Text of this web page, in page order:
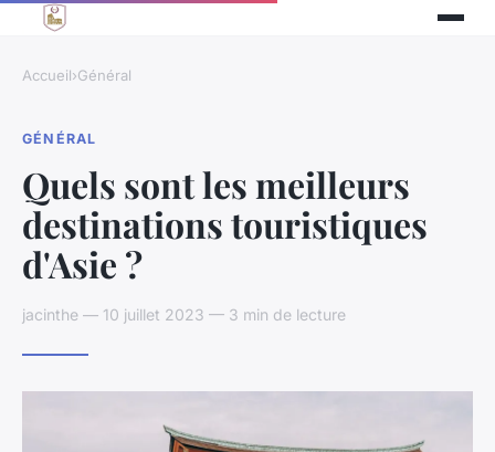
Accueil›Général
GÉNÉRAL
Quels sont les meilleurs
destinations touristiques
d'Asie ?
jacinthe — 10 juillet 2023 — 3 min de lecture